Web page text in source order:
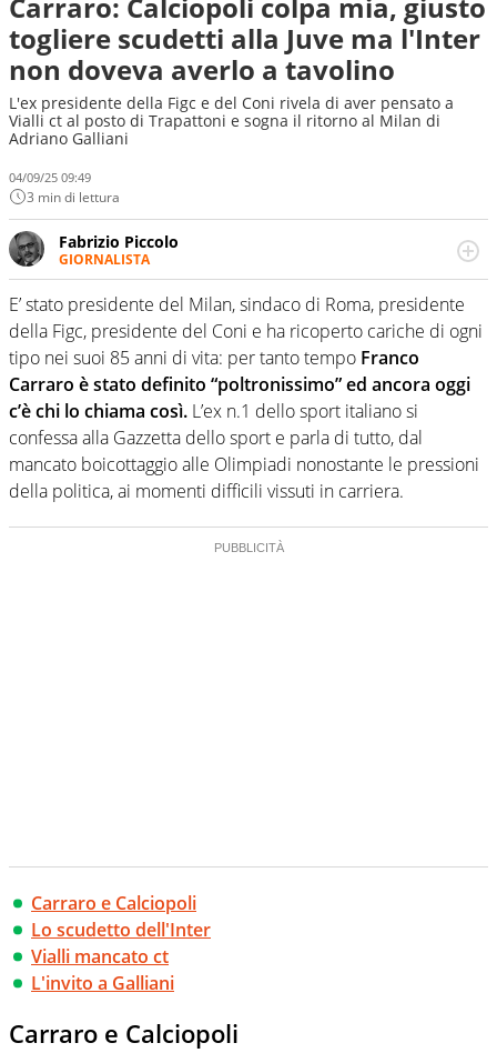
togliere scudetti alla Juve ma l'Inter
non doveva averlo a tavolino
L'ex presidente della Figc e del Coni rivela di aver pensato a
Vialli ct al posto di Trapattoni e sogna il ritorno al Milan di
Adriano Galliani
04/09/25 09:49
3 min di lettura
Fabrizio Piccolo
GIORNALISTA
Nella sua carriera ha seguito numerose manifestazioni
sportive e collaborato con agenzie e testate. Esperienza,
competenza, conoscenza e memoria storica. Si occupa
prevalentemente di calcio
E’ stato presidente del Milan, sindaco di Roma, presidente
della Figc, presidente del Coni e ha ricoperto cariche di ogni
tipo nei suoi 85 anni di vita: per tanto tempo Franco
Carraro è stato definito “poltronissimo” ed ancora oggi
c’è chi lo chiama così. L’ex n.1 dello sport italiano si
confessa alla Gazzetta dello sport e parla di tutto, dal
mancato boicottaggio alle Olimpiadi nonostante le pressioni
della politica, ai momenti difficili vissuti in carriera.
Carraro e Calciopoli
Lo scudetto dell'Inter
Vialli mancato ct
L'invito a Galliani
Carraro e Calciopoli